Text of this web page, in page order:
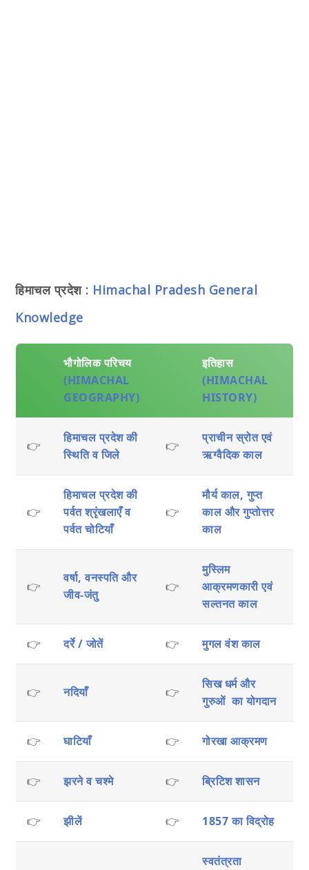
हिमाचल प्रदेश : Himachal Pradesh General
Knowledge
भौगोलिक परिचय
(HIMACHAL
GEOGRAPHY)
इतिहास
(HIMACHAL
HISTORY)
👉
हिमाचल प्रदेश की
स्थिति व जिले
👉
प्राचीन स्रोत एवं
ऋग्वैदिक काल
👉
हिमाचल प्रदेश की
पर्वत श्रृंखलाएँ व
पर्वत चोटियाँ
👉
मौर्य काल, गुप्त
काल और गुप्तोत्तर
काल
👉
वर्षा, वनस्पति और
जीव-जंतु
👉
मुस्लिम
आक्रमणकारी एवं
सल्तनत काल
👉 दर्रे / जोतें 👉 मुगल वंश काल
👉 नदियाँ 👉
सिख धर्म और
गुरुओं का योगदान
👉 घाटियाँ 👉 गोरखा आक्रमण
👉 झरने व चश्मे 👉 ब्रिटिश शासन
👉 झीलें 👉 1857 का विद्रोह
स्वतंत्रता